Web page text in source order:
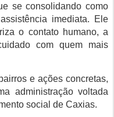
se consolidando como
imediata. Ele
o contato humano, a
com quem mais
e ações concretas,
administração voltada
social de Caxias.